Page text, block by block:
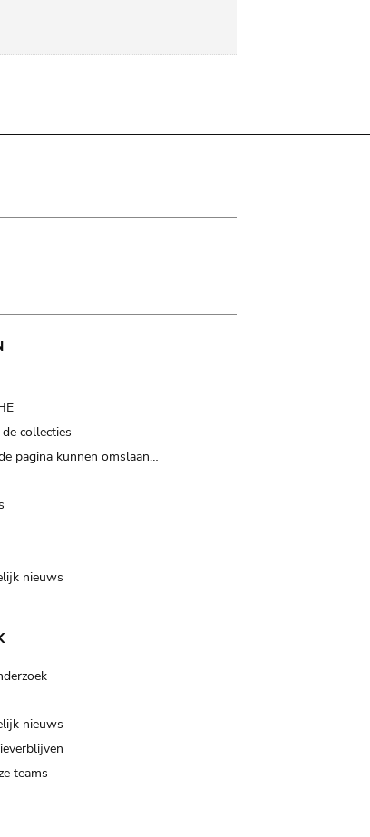
collecties
pagina kunnen omslaan…
nieuws
nieuws
teams